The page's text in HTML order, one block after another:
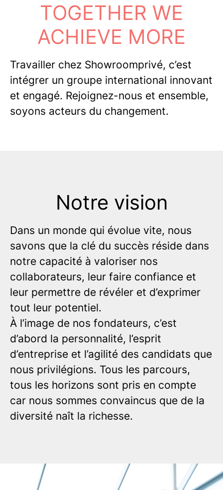
TOGETHER WE
ACHIEVE MORE
Travailler chez Showroomprivé, c’est
intégrer un groupe international innovant
et engagé. Rejoignez-nous et ensemble,
soyons acteurs du changement.
Notre vision
Dans un monde qui évolue vite, nous
savons que la clé du succès réside dans
notre capacité à valoriser nos
collaborateurs, leur faire confiance et
leur permettre de révéler et d’exprimer
tout leur potentiel.
À l’image de nos fondateurs, c’est
d’abord la personnalité, l’esprit
d’entreprise et l’agilité des candidats que
nous privilégions. Tous les parcours,
tous les horizons sont pris en compte
car nous sommes convaincus que de la
diversité naît la richesse.